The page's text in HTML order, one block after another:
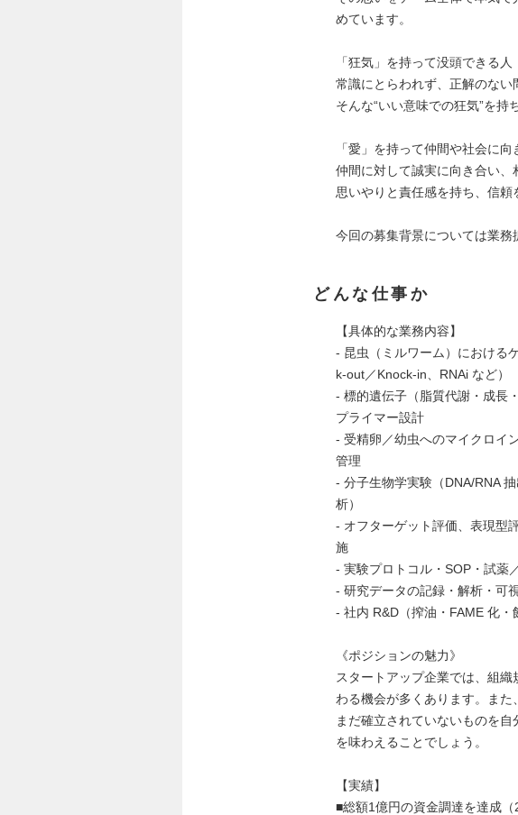
めています。
「狂気」を持って没頭できる人
常識にとらわれず、正解のない
そんな“いい意味での狂気”を持
「愛」を持って仲間や社会に向
仲間に対して誠実に向き合い、
思いやりと責任感を持ち、信頼
今回の募集背景については業務
どんな仕事か
【具体的な業務内容】
- 昆虫（ミルワーム）における
k-out／Knock-in、RNAi など）
- 標的遺伝子（脂質代謝・成長
プライマー設計
- 受精卵／幼虫へのマイクロイ
管理
- 分子生物学実験（DNA/RNA
析）
- オフターゲット評価、表現型
施
- 実験プロトコル・SOP・試薬
- 研究データの記録・解析・可
- 社内 R&D（搾油・FAME 化
《ポジションの魅力》
スタートアップ企業では、組
わる機会が多くあります。また
まだ確立されていないものを
を味わえることでしょう。
【実績】
■総額1億円の資金調達を達成（